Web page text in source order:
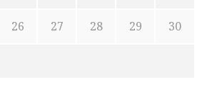
26 27 28 29 30